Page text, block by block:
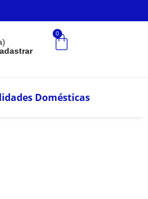
0
Domésticas